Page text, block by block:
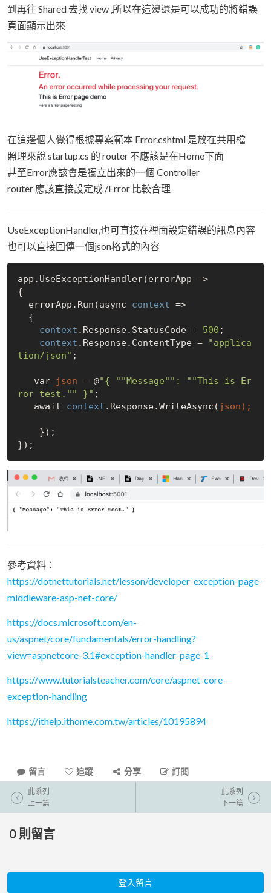
到再往 Shared 去找 view ,所以在這邊還是可以成功的將錯誤
頁面顯示出來
在這邊個人覺得根據專案範本 Error.cshtml 是放在共用檔
照理來說 startup.cs 的 router 不應該是在Home下面
甚至Error應該會是獨立出來的一個 Controller
router 應該直接設定成 /Error 比較合理
UseExceptionHandler,也可直接在裡面設定錯誤的訊息內容
也可以直接回傳一個json格式的內容
app.UseExceptionHandler(errorApp =>
{
  errorApp.Run(async
context =>
context .Response.StatusCode = 500 ;
context .Response.ContentType =
"applica
tion/json" ;
   var
json = @"{ " "Message" ": " "This is Er
ror test." " }" ;
   await
context .Response.WriteAsync(
參考資料：
https://dotnettutorials.net/lesson/developer-exception-page-
middleware-asp-net-core/
https://docs.microsoft.com/en-
us/aspnet/core/fundamentals/error-handling?
view=aspnetcore-3.1#exception-handler-page-1
https://www.tutorialsteacher.com/core/aspnet-core-
exception-handling
https://ithelp.ithome.com.tw/articles/10195894
留言 追蹤 分享 訂閱
此系列
上一篇
此系列
下一篇
0 則留言
登入留言